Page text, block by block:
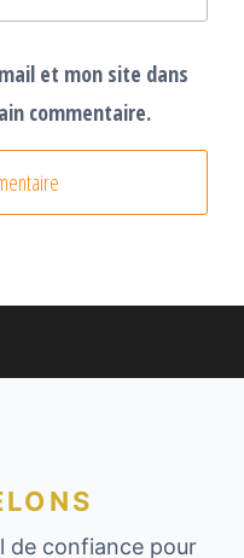
et mon site dans
commentaire.
de confiance pour